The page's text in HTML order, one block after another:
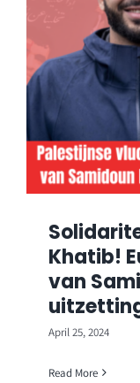
Khatib!
van
April 25, 2024
Read More